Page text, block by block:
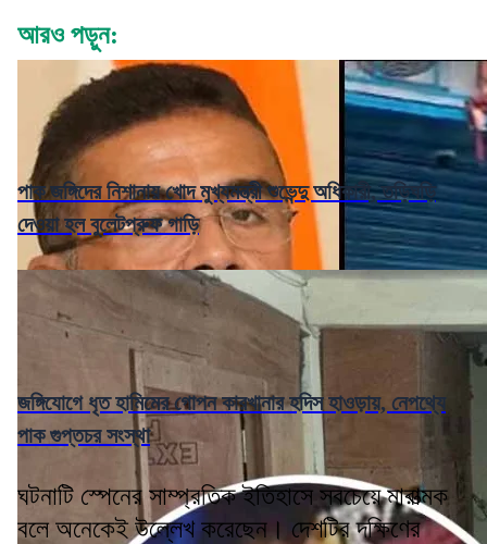
আরও পড়ুন:
পাক জঙ্গিদের নিশানায় খোদ মুখ্যমন্ত্রী শুভেন্দু অধিকারী, তড়িঘড়ি
দেওয়া হল বুলেটপ্রুফ গাড়ি
জঙ্গিযোগে ধৃত হামিমের গোপন কারখানার হদিস হাওড়ায়, নেপথ্যে
পাক গুপ্তচর সংস্থা
ঘটনাটি স্পেনের সাম্প্রতিক ইতিহাসে সবচেয়ে মারাত্মক
বলে অনেকেই উল্লেখ করেছেন। দেশটির দক্ষিণের